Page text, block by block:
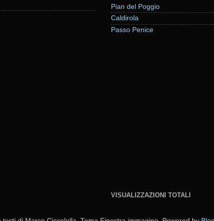
Pian del Poggio
Caldirola
Passo Penice
VISUALIZZAZIONI TOTALI